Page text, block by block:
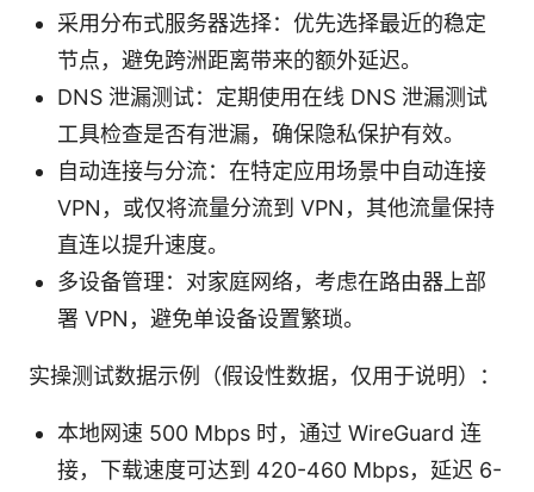
采用分布式服务器选择：优先选择最近的稳定
节点，避免跨洲距离带来的额外延迟。
DNS 泄漏测试：定期使用在线 DNS 泄漏测试
工具检查是否有泄漏，确保隐私保护有效。
自动连接与分流：在特定应用场景中自动连接
VPN，或仅将流量分流到 VPN，其他流量保持
直连以提升速度。
多设备管理：对家庭网络，考虑在路由器上部
署 VPN，避免单设备设置繁琐。
实操测试数据示例（假设性数据，仅用于说明）：
本地网速 500 Mbps 时，通过 WireGuard 连
接，下载速度可达到 420-460 Mbps，延迟 6-